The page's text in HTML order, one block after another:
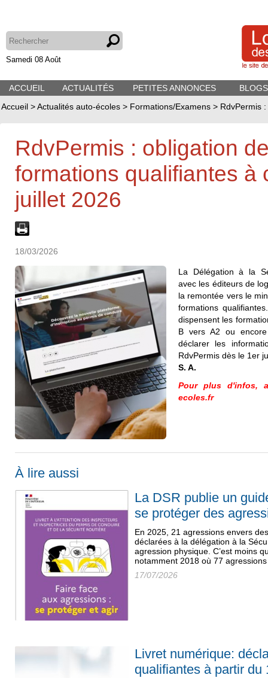
Samedi 08 Août
ACCUEIL ACTUALITÉS PETITES ANNONCES
Accueil >Actualités auto-écoles > Formations/Examens > RdvPermis
RdvPermis : obligation
formations qualifiantes à
juillet 2026
18/03/2026
La Délégation à la
avec les éditeurs de
la remontée vers le
formations
dispensent les
B vers A2 ou
déclarer les
RdvPermis dès le 1er
S. A.
Pour plus d'infos,
ecoles.fr
À lire aussi
La DSR publie un
se protéger des
En 2025, 21 agressions envers
déclarées à la délégation à la
agression physique. C’est moins
notamment 2018 où 77
17/07/2026
Livret numérique:
qualifiantes à partir du